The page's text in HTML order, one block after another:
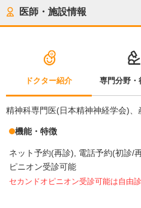
医師・施設情報
ドクター紹介 専門分野・
精神科専門医(日本精神神経学会)、
機能・特徴
ネット予約(再診) 電話予約(初診/
ピニオン受診可能
セカンドオピニオン受診可能は自由